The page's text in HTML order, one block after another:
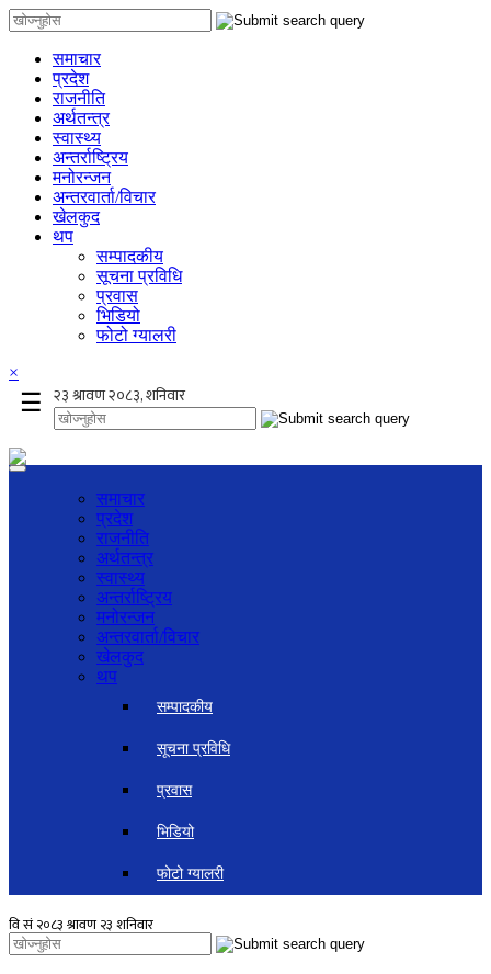
समाचार
प्रदेश
राजनीति
अर्थतन्त्र
स्वास्थ्य
अन्तर्राष्ट्रिय
मनोरन्जन
अन्तरवार्ता/विचार
खेलकुद
थप
सम्पादकीय
सूचना प्रविधि
प्रवास
भिडियो
फोटो ग्यालरी
×
☰
समाचार
प्रदेश
राजनीति
अर्थतन्त्र
स्वास्थ्य
अन्तर्राष्ट्रिय
मनोरन्जन
अन्तरवार्ता/विचार
खेलकुद
थप
सम्पादकीय
सूचना प्रविधि
प्रवास
भिडियो
फोटो ग्यालरी